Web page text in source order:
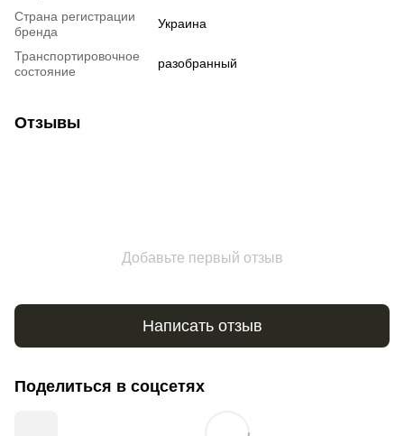
Страна регистрации
бренда
Украина
Транспортировочное
состояние
разобранный
Отзывы
Добавьте первый отзыв
Написать отзыв
Поделиться в соцсетях